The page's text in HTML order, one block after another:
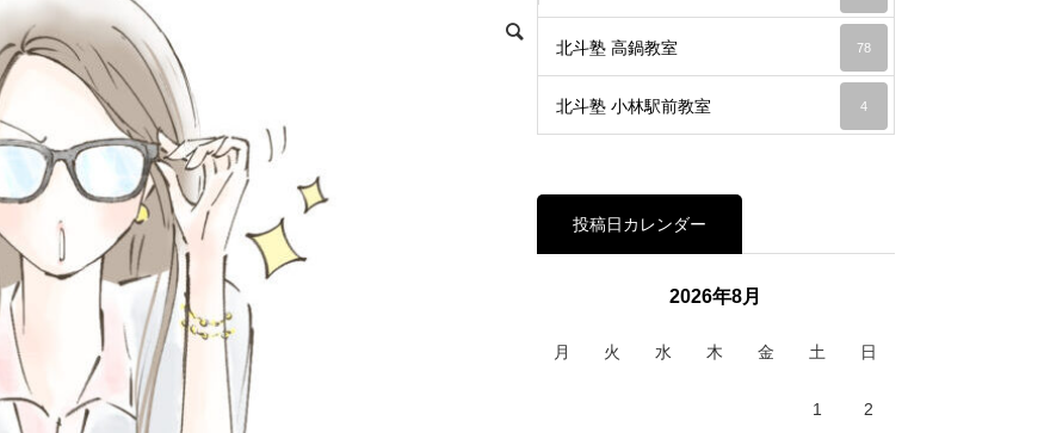
北斗塾 高鍋教室 78
北斗塾 小林駅前教室 4
投稿日カレンダー
2026年8月
月 火 水 木 金 土 日
1 2